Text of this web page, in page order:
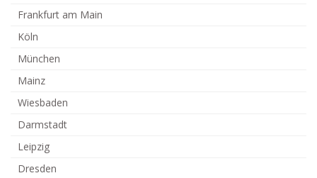
Frankfurt am Main
Köln
München
Mainz
Wiesbaden
Darmstadt
Leipzig
Dresden